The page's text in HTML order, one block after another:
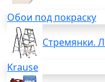
Обои под покраску
Стремянки.
Krause